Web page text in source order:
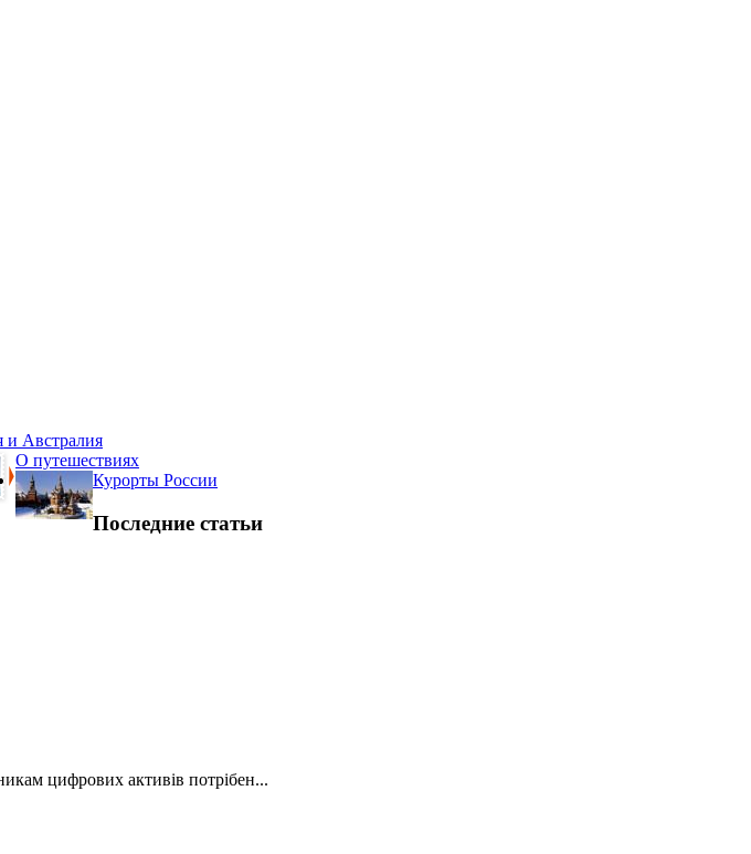
и Австралия
О путешествиях
Курорты России
Последние статьи
цифрових активів потрібен...